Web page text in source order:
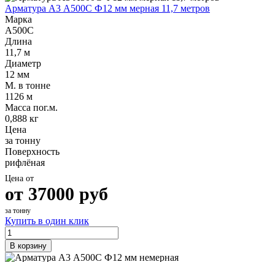
Арматура А3 А500С Ф12 мм мерная 11,7 метров
Марка
А500С
Длина
11,7 м
Диаметр
12 мм
М. в тонне
1126 м
Масса пог.м.
0,888 кг
Цена
за тонну
Поверхность
рифлёная
Цена от
от 37000 руб
за тонну
Купить в один клик
В корзину